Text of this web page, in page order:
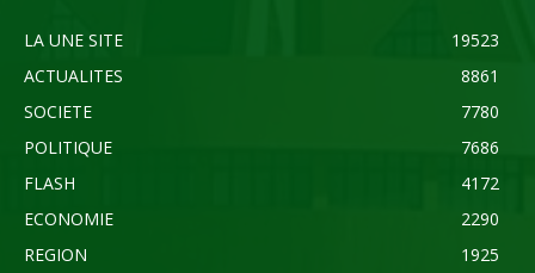
LA UNE SITE
19523
ACTUALITES
8861
SOCIETE
7780
POLITIQUE
7686
FLASH
4172
ECONOMIE
2290
REGION
1925